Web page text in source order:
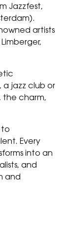
Jazzfest,
artists
a jazz club or
the charm,
to
Every
into an
and
and